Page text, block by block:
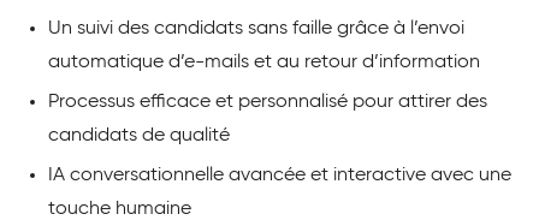
Un suivi des candidats sans faille grâce à l’envoi
automatique d’e-mails et au retour d’information
Processus efficace et personnalisé pour attirer des
candidats de qualité
IA conversationnelle avancée et interactive avec une
touche humaine